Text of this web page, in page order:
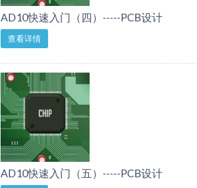
AD10快速入门（四）-----PCB设计
查看详情
AD10快速入门（五）-----PCB设计